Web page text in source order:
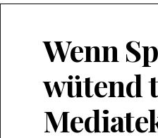
Wenn
wütend